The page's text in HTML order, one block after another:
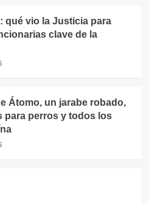
qué vio la Justicia para
clave de la
Átomo, un jarabe robado,
para perros y todos los